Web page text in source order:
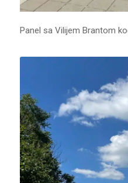
Panel sa Vilijem Brantom